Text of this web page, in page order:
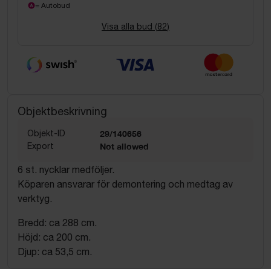
= Autobud
Visa alla bud (82)
Objektbeskrivning
Objekt-ID 29/140656
Export Not allowed
6 st. nycklar medföljer.
Köparen ansvarar för demontering och medtag av
verktyg.
Bredd: ca 288 cm.
Höjd: ca 200 cm.
Djup: ca 53,5 cm.